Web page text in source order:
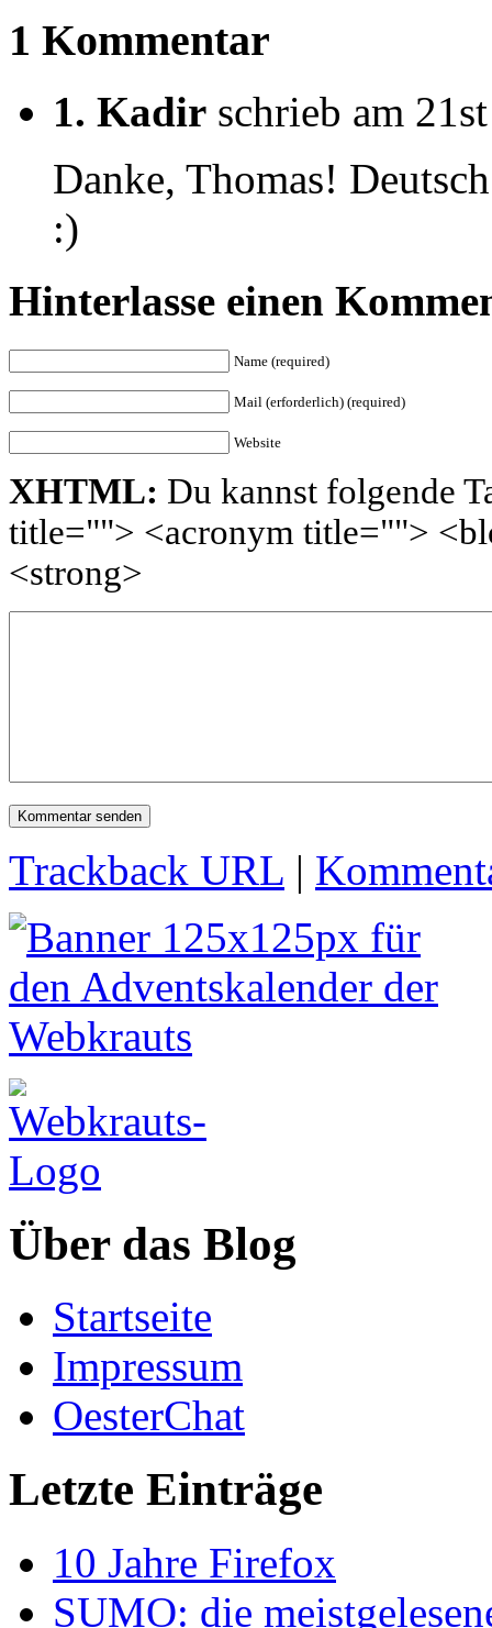
1 Kommentar
1. Kadir schrieb am
Danke, Thomas!
:)
Hinterlasse einen
Name (required)
Mail (erforderlich) (required)
Website
XHTML: Du kannst folgende
title=""> <acronym title="">
<strong>
Trackback URL |
Über das Blog
Startseite
Impressum
OesterChat
Letzte Einträge
10 Jahre Firefox
SUMO: die